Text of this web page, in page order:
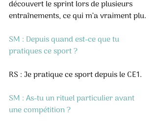
découvert le sprint lors de plusieurs
entraînements, ce qui m’a vraiment plu.
SM : Depuis quand est-ce que tu
pratiques ce sport ?
RS : Je pratique ce sport depuis le CE1.
SM : As-tu un rituel particulier avant
une compétition ?